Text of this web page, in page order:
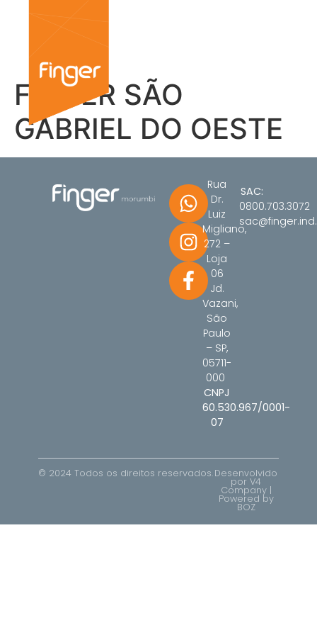
FINGER SÃO
GABRIEL DO OESTE
SAC:
0800.703.3072
Rua
Dr.
Luiz
Migliano,
272 –
Loja
06
Jd.
Vazani,
São
Paulo
– SP,
05711-
000
CNPJ
60.530.967/0001-
07
© 2024 Todos os direitos reservados.Desenvolvido
por V4
Company |
Powered by
BOZ